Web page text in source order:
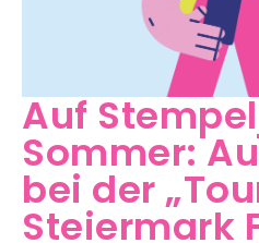
Auf
Sommer:
bei der
Steiermark